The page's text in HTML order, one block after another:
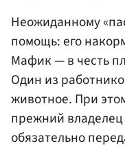
Неожиданному
помощь: его
Мафик — в честь
Один из
животное. При
прежний
обязательно